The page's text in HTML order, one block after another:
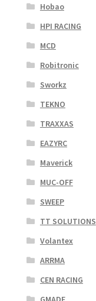
Hobao
HPI RACING
MCD
Robitronic
Sworkz
TEKNO
TRAXXAS
EAZYRC
Maverick
MUC-OFF
SWEEP
TT SOLUTIONS
Volantex
ARRMA
CEN RACING